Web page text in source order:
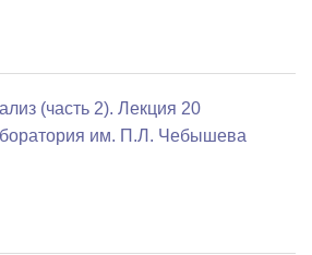
(часть 2). Лекция 20
им. П.Л. Чебышева